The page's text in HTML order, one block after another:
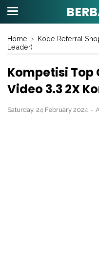
Home › Kode Referral
Leader)
Kompetisi Top
Video 3.3 2X
Saturday, 24 February 2024